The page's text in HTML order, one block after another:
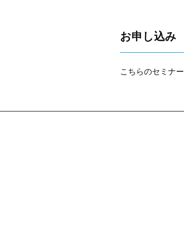
お申し込み
こちらのセミナー